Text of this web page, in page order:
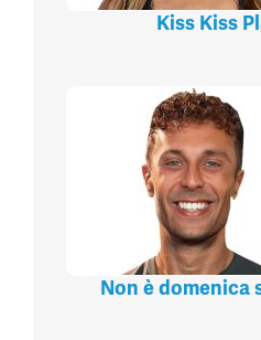
Kiss Kiss
Non è domenica